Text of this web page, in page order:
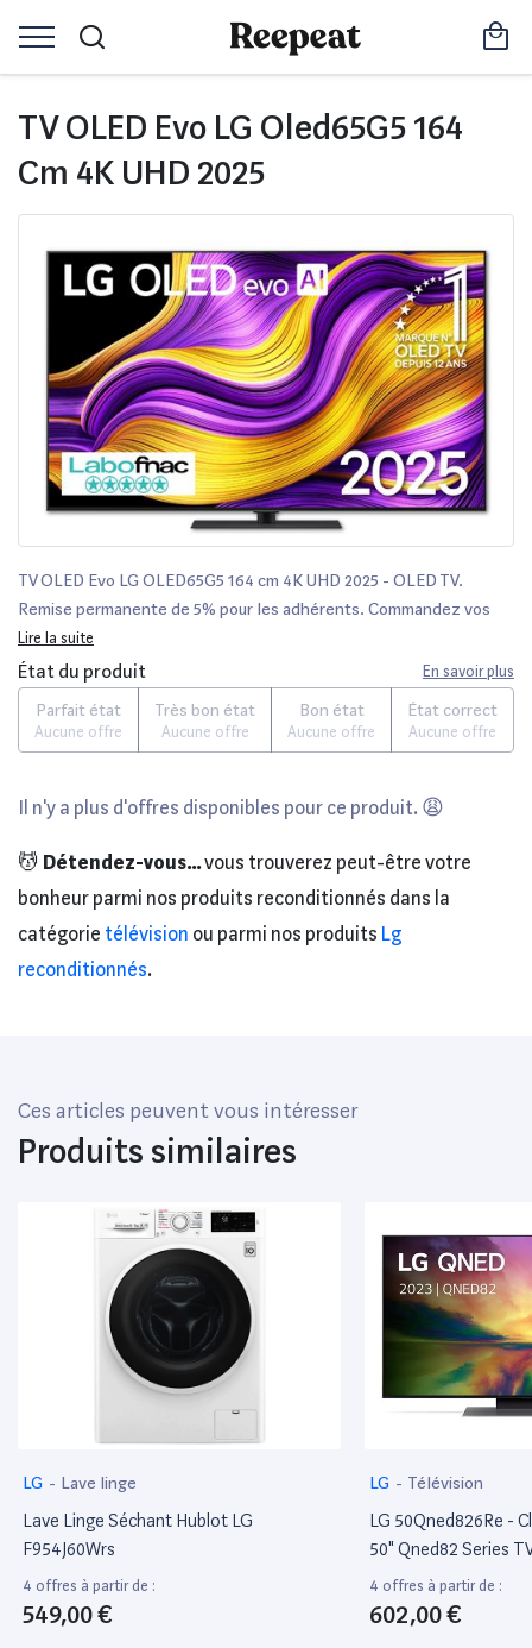
TV OLED Evo LG Oled65G5 164
Cm 4K UHD 2025
TV OLED Evo LG OLED65G5 164 cm 4K UHD 2025 - OLED TV.
Remise permanente de 5% pour les adhérents. Commandez vos
produits high-tech en ligne (écran plat, lecteur blu-ray, video
projecteur, …) en ligne.
Lire la suite
État du produit En savoir plus
Parfait état
Aucune offre
Très bon état
Aucune offre
Bon état
Aucune offre
État correct
Aucune offre
Il n'y a plus d'offres disponibles pour ce produit. 😩
💆 Détendez-vous...vous trouverez peut-être votre
bonheur parmi nos produits reconditionnés dans la
catégorie télévision ou parmi nos produits Lg
reconditionnés.
Ces articles peuvent vous intéresser
Produits similaires
LG - Lave linge
Lave Linge Séchant Hublot LG
F954J60Wrs
4 offres à partir de :
549,00 €
LG - Télévision
LG 50Qned826Re -
50" Qned82 Series
Éclairée Par Led -
Thinq Ai, Webos - 4K
4 offres à partir de :
602,00 €